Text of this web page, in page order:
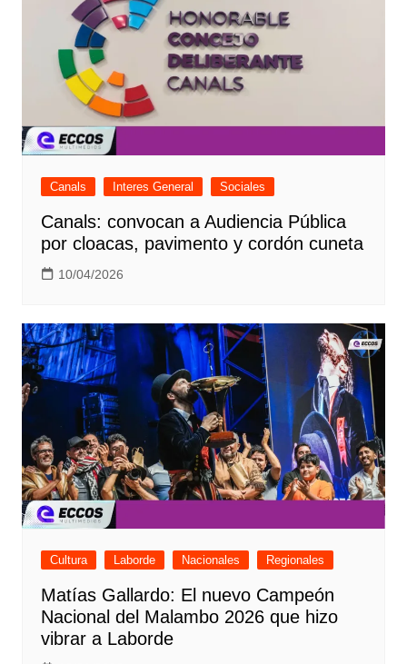
Canals Interes General Sociales
Canals: convocan a Audiencia Pública
por cloacas, pavimento y cordón cuneta
10/04/2026
Cultura Laborde Nacionales Regionales
Matías Gallardo: El nuevo Campeón
Nacional del Malambo 2026 que hizo
vibrar a Laborde